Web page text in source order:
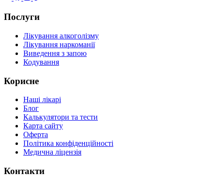
Послуги
Лікування алкоголізму
Лікування наркоманії
Виведення з запою
Кодування
Корисне
Наші лікарі
Блог
Калькулятори та тести
Карта сайту
Оферта
Політика конфіденційності
Медична ліцензія
Контакти